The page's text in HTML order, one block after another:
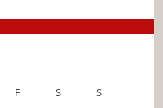
F S S